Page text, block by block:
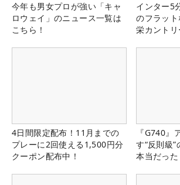
今年も男女プロが強い「キャ
ロウェイ」のニュース一覧は
こちら！
インター5
のフラッ
栄カント
4日間限定配布！11月までの
プレーに2回使える1,500円分
クーポン配布中！
『G740』
す“反則級
本当だった